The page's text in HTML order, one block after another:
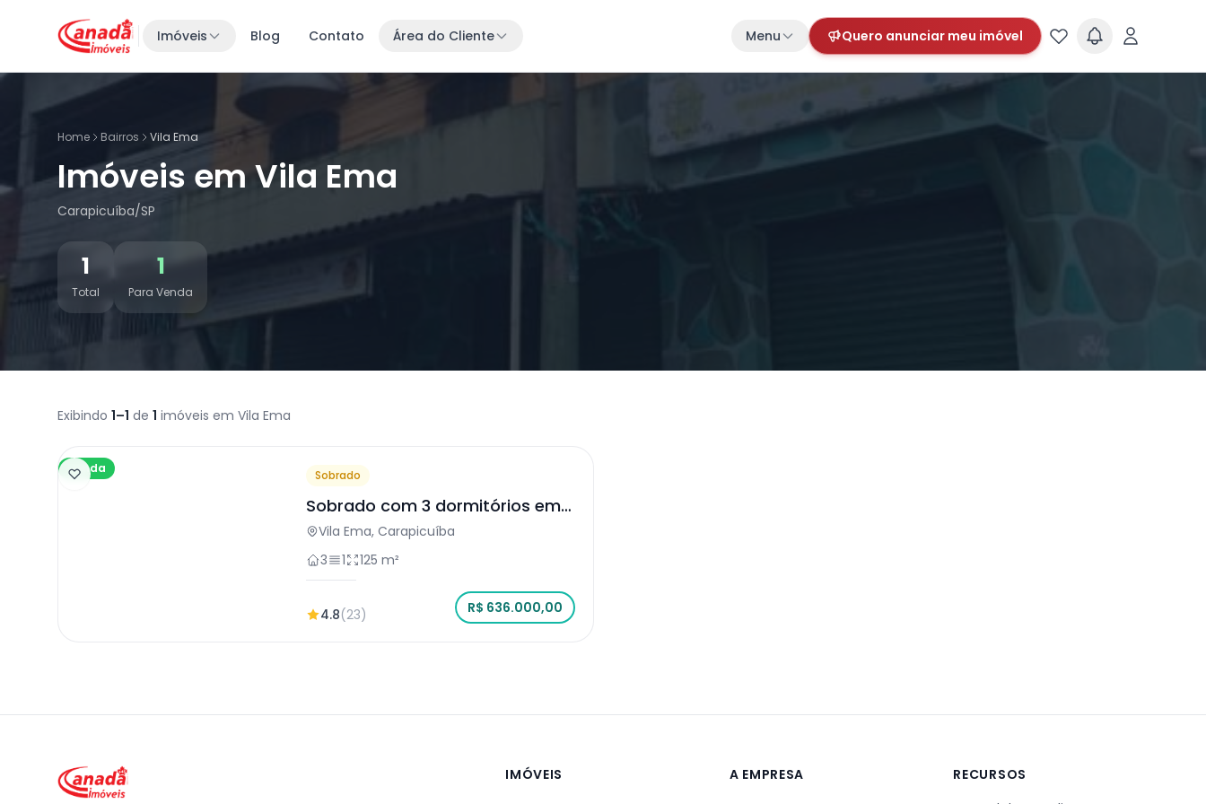
Imóveis Blog Contato Área do Cliente Menu Quero anunciar meu imóvel
Home Bairros Vila Ema
Imóveis em Vila Ema
Carapicuíba/SP
1
Total
1
Para Venda
Exibindo 1–1 de 1 imóveis em Vila Ema
Venda Sobrado
Sobrado com 3 dormitórios em
Carapicuíba
Vila Ema, Carapicuíba
3
1 125 m²
4.8(23) R$ 636.000,00
IMÓVEIS
A EMPRESA
RECURSOS